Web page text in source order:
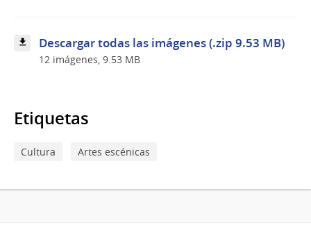
Todas
las
Danzas.
Descargar todas las imágenes (.zip 9.53 MB)
12 imágenes, 9.53 MB
Etiquetas
Cultura Artes escénicas